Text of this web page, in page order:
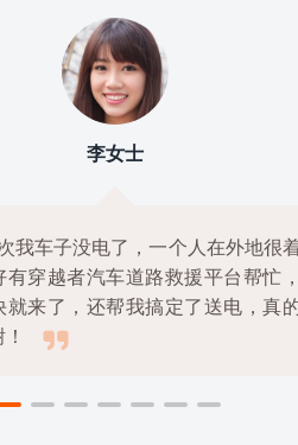
李女士
车子没电了，一个人在外地很着
穿越者汽车道路救援平台帮忙，
来了，还帮我搞定了送电，真的
